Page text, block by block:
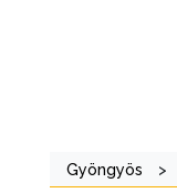
STRATÉGIÁK
Gyöngyös >